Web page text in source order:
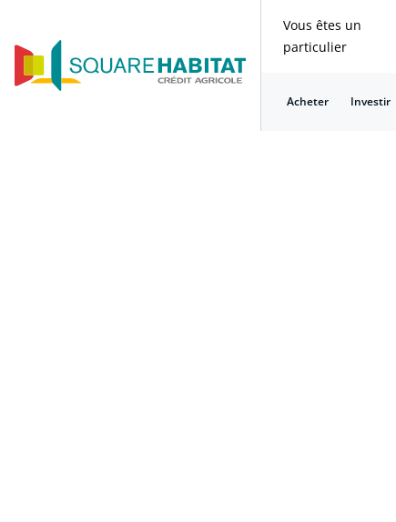
Vous êtes un
particulier
Acheter Investir